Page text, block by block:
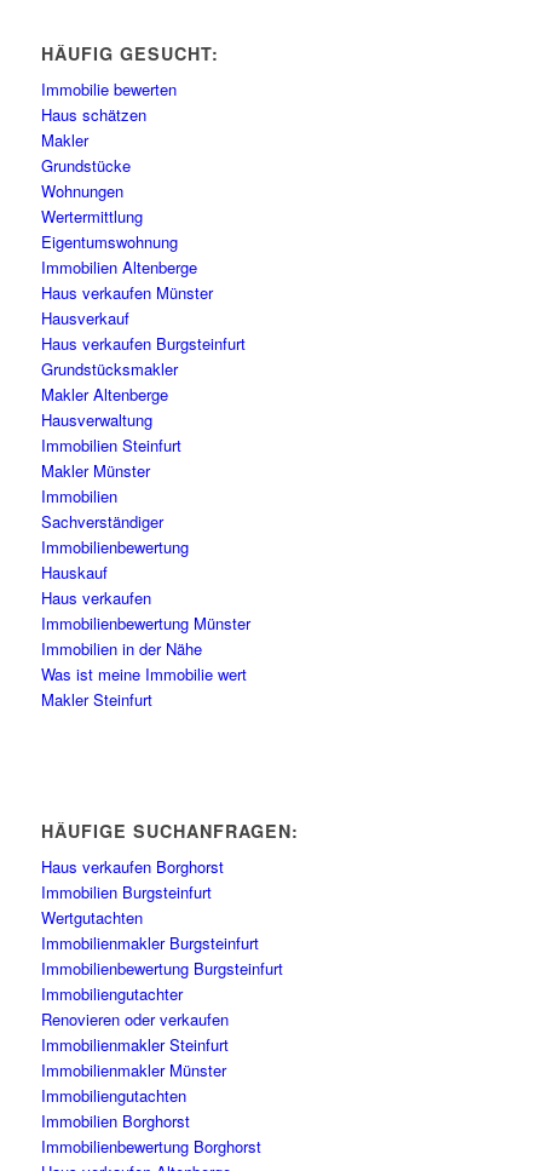
HÄUFIG GESUCHT:
Immobilie bewerten
Haus schätzen
Makler
Grundstücke
Wohnungen
Wertermittlung
Eigentumswohnung
Immobilien Altenberge
Haus verkaufen Münster
Hausverkauf
Haus verkaufen Burgsteinfurt
Grundstücksmakler
Makler Altenberge
Hausverwaltung
Immobilien Steinfurt
Makler Münster
Immobilien
Sachverständiger
Immobilienbewertung
Hauskauf
Haus verkaufen
Immobilienbewertung Münster
Immobilien in der Nähe
Was ist meine Immobilie wert
Makler Steinfurt
HÄUFIGE SUCHANFRAGEN:
Haus verkaufen Borghorst
Immobilien Burgsteinfurt
Wertgutachten
Immobilienmakler Burgsteinfurt
Immobilienbewertung Burgsteinfurt
Immobiliengutachter
Renovieren oder verkaufen
Immobilienmakler Steinfurt
Immobilienmakler Münster
Immobiliengutachten
Immobilien Borghorst
Immobilienbewertung Borghorst